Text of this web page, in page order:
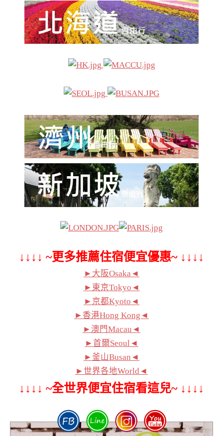
↓↓↓↓ ~更多推薦住宿便宜優惠~ ↓↓↓↓
►大阪Osaka◄
►東京Tokyo◄
►京都Kyoto◄
►香港Hong Kong◄
►澳門Macau◄
►首爾Seoul◄
►釜山Busan◄
►世界各地World◄
↓↓↓↓ ~全世界便宜住宿看這兒~ ↓↓↓↓